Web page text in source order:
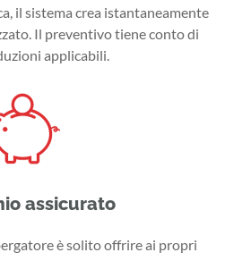
il sistema crea istantaneamente
Il preventivo tiene conto di
applicabili.
assicurato
è solito offrire ai propri